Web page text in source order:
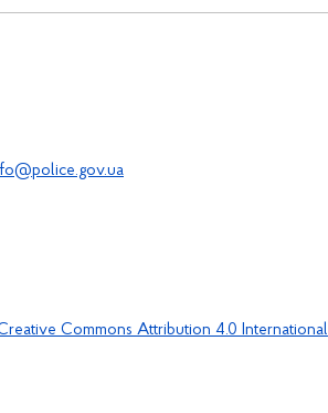
Commons Attribution 4.0 International